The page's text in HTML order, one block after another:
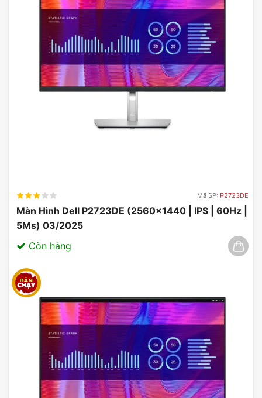
Mã SP: P2723DE
Màn Hình Dell P2723DE (2560×1440 | IPS | 60Hz |
5Ms) 03/2025
Còn hàng